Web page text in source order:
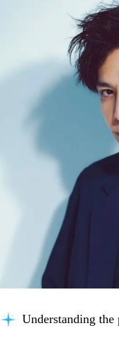
Understanding the